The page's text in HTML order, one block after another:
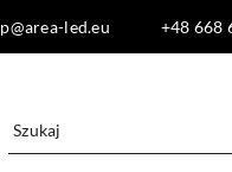
led.eu +48 668